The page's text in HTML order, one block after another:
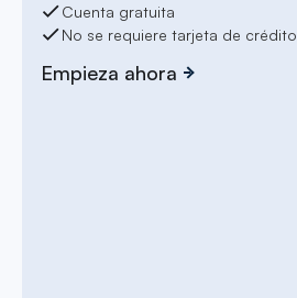
Cuenta gratuita
No se requiere tarjeta de crédito
Empieza ahora